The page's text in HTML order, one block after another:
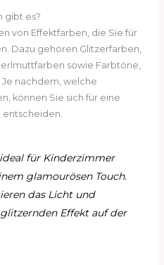
gibt es?
von Effektfarben, die Sie für
Dazu gehören Glitzerfarben,
sowie Farbtöne,
nachdem, welche
können Sie sich für eine
entscheiden.
für Kinderzimmer
glamourösen Touch.
das Licht und
Effekt auf der